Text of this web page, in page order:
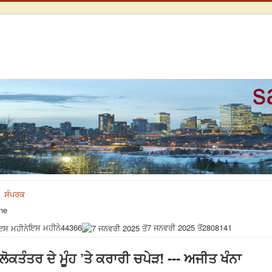
ਸੰਪਰਕ
ਇਸ ਮਹੀਨੇ44366 7 ਜਨਵਰੀ 2025 ਤੋਂ2808141
ਦੇ ਮੂੰਹ ’ਤੇ ਕਰਾਰੀ ਚਪੇੜ! --- ਅਜੀਤ ਖੰਨਾ